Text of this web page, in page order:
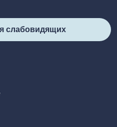
слабовидящих